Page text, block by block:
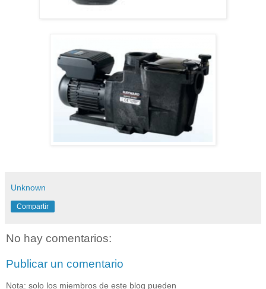
Unknown
Compartir
No hay comentarios:
Publicar un comentario
Nota: solo los miembros de este blog pueden